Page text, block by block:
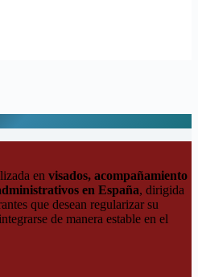
en visados, acompañamiento
en España, dirigida
que desean regularizar su
de manera estable en el